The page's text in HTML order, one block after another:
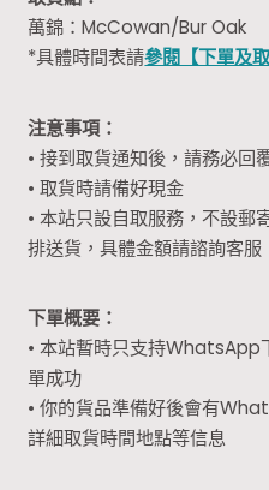
萬錦：McCowan/Bur Oak
*具體時間表請參閱【下單及取
注意事項：
• 接到取貨通知後，請務必回
• 取貨時請備好現金
• 本站只設自取服務，不設郵
排送貨，具體金額請諮詢客服
下單概要：
• 本站暫時只支持WhatsApp
單成功
• 你的貨品準備好後會有
詳細取貨時間地點等信息